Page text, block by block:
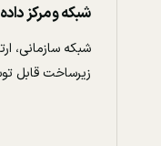
شبکه و مرکز داده
شبکه سازمانی،
زیرساخت قابل